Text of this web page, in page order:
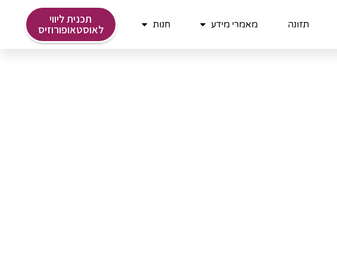
תזונה מאמרי מידע חנות תכנית ליווי
לאוסטאופורוזיס